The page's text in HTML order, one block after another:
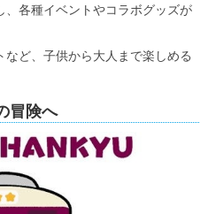
、各種イベントやコラボグッズが
ど、子供から大人まで楽しめる
冒険へ